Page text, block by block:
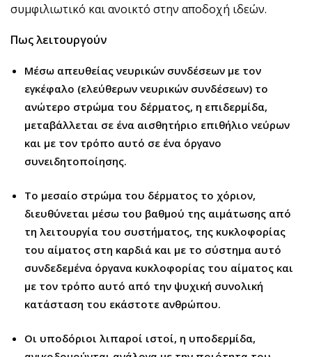
συμφιλιωτικό και ανοικτό στην αποδοχή ιδεών.
Πως λειτουργούν
Μέσω απευθείας νευρικών συνδέσεων με τον
εγκέφαλο (ελεύθερων νευρικών συνδέσεων) το
ανώτερο στρώμα του δέρματος, η επιδερμίδα,
μεταβάλλεται σε ένα αισθητήριο επιθήλιο νεύρων
και με τον τρόπο αυτό σε ένα όργανο
συνειδητοποίησης.
Το μεσαίο στρώμα του δέρματος το χόριον,
διευθύνεται μέσω του βαθμού της αιμάτωσης από
τη λειτουργία του συστήματος, της κυκλοφορίας
του αίματος στη καρδιά και με το σύστημα αυτό
συνδεδεμένα όργανα κυκλοφορίας του αίματος και
με τον τρόπο αυτό από την ψυχική συνολική
κατάσταση του εκάστοτε ανθρώπου.
Οι υποδόριοι λιπαροί ιστοί, η υποδερμίδα,